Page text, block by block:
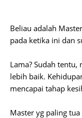
Beliau adalah
pada ketika ini dan
Lama? Sudah
lebih baik.
mencapai tahap
Master yg paling